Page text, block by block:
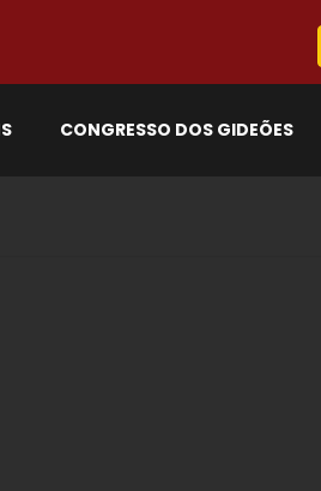
CONGRESSO DOS GIDEÕES